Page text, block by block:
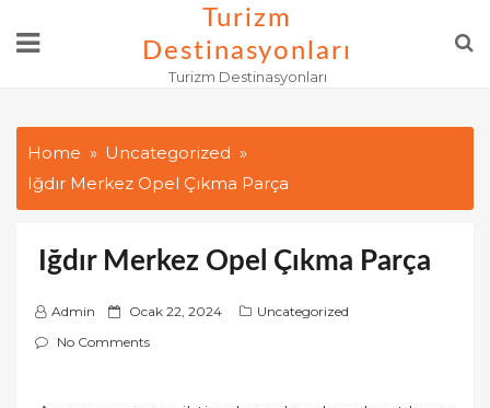
Turizm
Destinasyonları
Turizm Destinasyonları
Home
Uncategorized
Iğdır Merkez Opel Çıkma Parça
Iğdır Merkez Opel Çıkma Parça
Admin
P
o
Ocak 22, 2024
Uncategorized
No Comments